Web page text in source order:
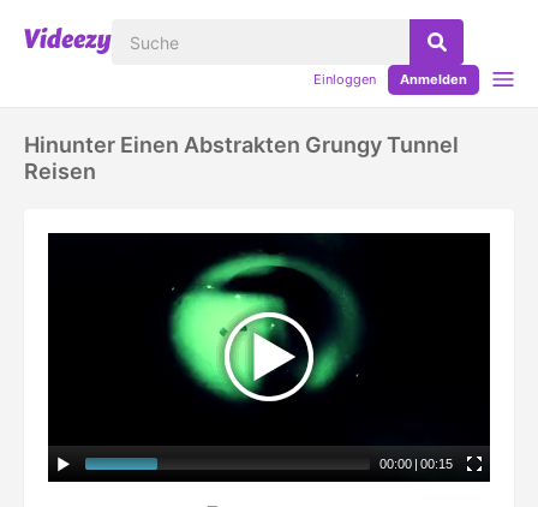
Einloggen Anmelden
Hinunter Einen Abstrakten Grungy Tunnel
Reisen
00:00 | 00:15